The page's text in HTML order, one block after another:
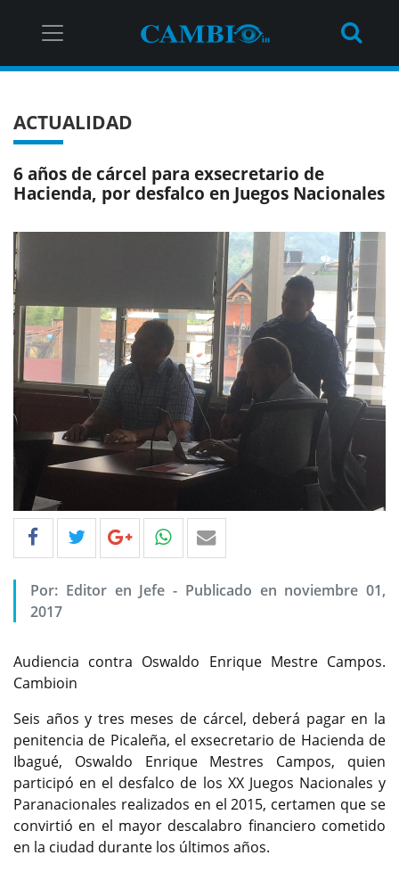
ACTUALIDAD
6 años de cárcel para exsecretario de
Hacienda, por desfalco en Juegos Nacionales
Por: Editor en Jefe - Publicado en noviembre 01,
2017
Audiencia contra Oswaldo Enrique Mestre Campos.
Cambioin
Seis años y tres meses de cárcel, deberá pagar en la
penitencia de Picaleña, el exsecretario de Hacienda de
Ibagué, Oswaldo Enrique Mestres Campos, quien
participó en el desfalco de los XX Juegos Nacionales y
Paranacionales realizados en el 2015, certamen que se
convirtió en el mayor descalabro financiero cometido
en la ciudad durante los últimos años.